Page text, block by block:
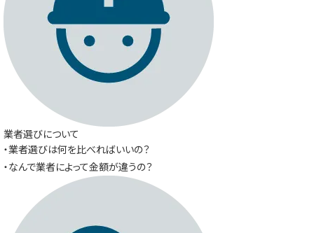
業者選びについて
・業者選びは何を比べればいいの？
・なんで業者によって金額が違うの？